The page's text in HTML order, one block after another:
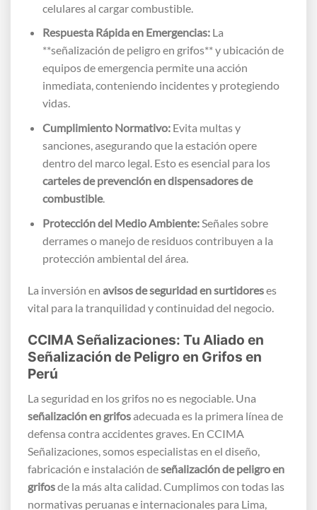
celulares al cargar combustible.
Respuesta Rápida en Emergencias:La
**señalización de peligro en grifos** y ubicación de
equipos de emergencia permite una acción
inmediata, conteniendo incidentes y protegiendo
vidas.
Cumplimiento Normativo:Evita multas y
sanciones, asegurando que la estación opere
dentro del marco legal. Esto es esencial para los
carteles de prevención en dispensadores de
combustible.
Protección del Medio Ambiente:Señales sobre
derrames o manejo de residuos contribuyen a la
protección ambiental del área.
La inversión en avisos de seguridad en surtidoreses
vital para la tranquilidad y continuidad del negocio.
CCIMA Señalizaciones: Tu Aliado en
Señalización de Peligro en Grifos en
Perú
La seguridad en los grifos no es negociable. Una
señalización en grifosadecuada es la primera línea de
defensa contra accidentes graves. En CCIMA
Señalizaciones, somos especialistas en el diseño,
fabricación e instalación deseñalización de peligro en
grifosde la más alta calidad. Cumplimos con todas las
normativas peruanas e internacionales para Lima,